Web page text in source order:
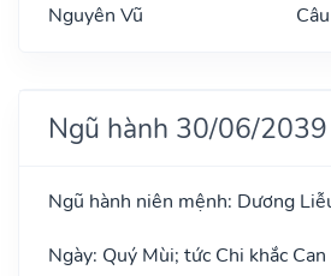
Nguyên Vũ
Ngũ hành 30/06/2039
Ngũ hành niên mệnh: Dương
Ngày: Quý Mùi; tức Chi khắc